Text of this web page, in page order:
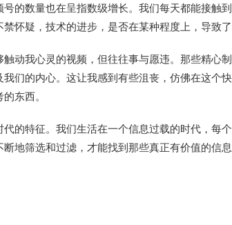
的数量也在呈指数级增长。我们每天都能接触
怀疑，技术的进步，是否在某种程度上，导致了
动我心灵的视频，但往往事与愿违。那些精心
们的内心。这让我感到有些沮丧，仿佛在这个
东西。
的特征。我们生活在一个信息过载的时代，每
地筛选和过滤，才能找到那些真正有价值的信